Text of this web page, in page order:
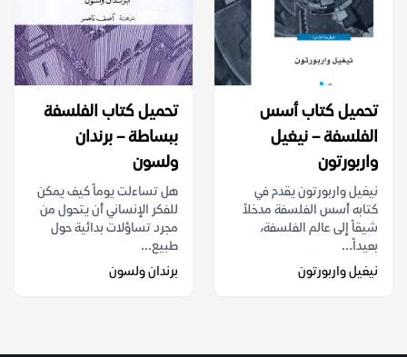
تحميل كتاب أسس
الفلسفة – نيغيل
واربورتون
نيغيل واربورتون يقدم في
كتابه أسس الفلسفة مدخلاً
شيقاً إلى عالم الفلسفة،
بعيداً...
نيغيل واربورتون
تحميل كتاب الفلسفة
ببساطة – برندان
ولسون
هل تساءلت يوماً كيف يمكن
للفكر الإنساني أن يتحول من
مجرد تساؤلات بدائية حول
طبيع...
برندان ولسون